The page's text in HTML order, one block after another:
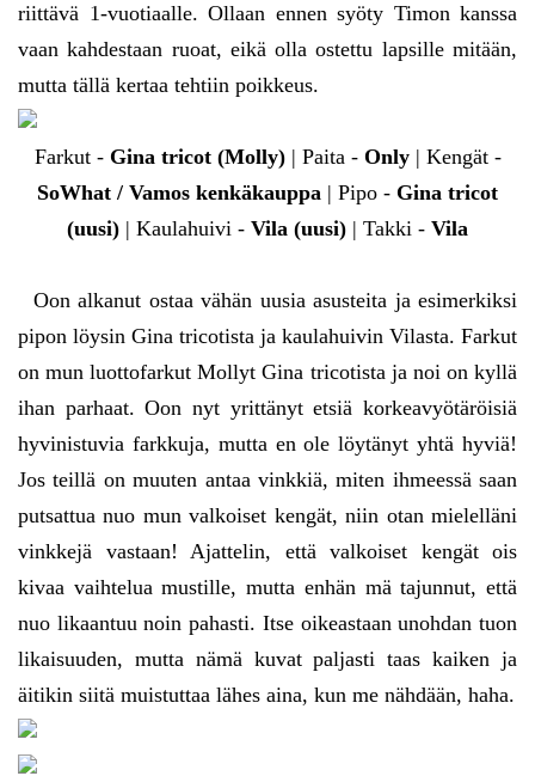
riittävä 1-vuotiaalle. Ollaan ennen syöty Timon kanssa
vaan kahdestaan ruoat, eikä olla ostettu lapsille mitään,
mutta tällä kertaa tehtiin poikkeus.
Farkut - Gina tricot (Molly)| Paita - Only| Kengät -
SoWhat / Vamos kenkäkauppa | Pipo - Gina tricot
(uusi) | Kaulahuivi - Vila (uusi) | Takki - Vila
Oon alkanut ostaa vähän uusia asusteita ja esimerkiksi
pipon löysin Gina tricotista ja kaulahuivin Vilasta. Farkut
on mun luottofarkut Mollyt Gina tricotista ja noi on kyllä
ihan parhaat. Oon nyt yrittänyt etsiä korkeavyötäröisiä
hyvinistuvia farkkuja, mutta en ole löytänyt yhtä hyviä!
Jos teillä on muuten antaa vinkkiä, miten ihmeessä saan
putsattua nuo mun valkoiset kengät, niin otan mielelläni
vinkkejä vastaan! Ajattelin, että valkoiset kengät ois
kivaa vaihtelua mustille, mutta enhän mä tajunnut, että
nuo likaantuu noin pahasti. Itse oikeastaan unohdan tuon
likaisuuden, mutta nämä kuvat paljasti taas kaiken ja
äitikin siitä muistuttaa lähes aina, kun me nähdään, haha.